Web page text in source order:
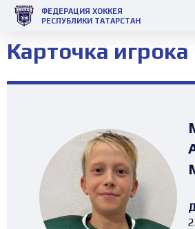
ФЕДЕРАЦИЯ ХОККЕЯ
РЕСПУБЛИКИ ТАТАРСТАН
Карточка